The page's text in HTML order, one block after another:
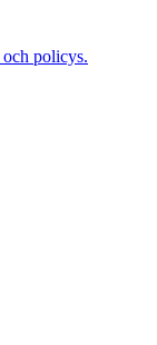
policys.